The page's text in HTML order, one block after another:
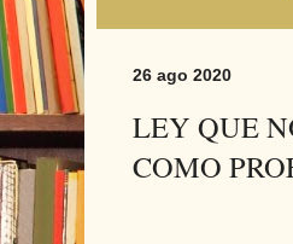
26 ago 2020
LEY QUE
COMO